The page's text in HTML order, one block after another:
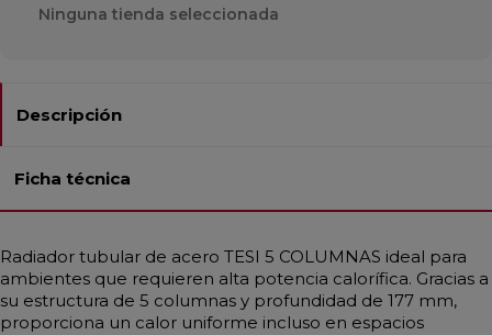
Ninguna tienda seleccionada
Descripción
Ficha técnica
Radiador tubular de acero TESI 5 COLUMNAS ideal para
ambientes que requieren alta potencia calorífica. Gracias a
su estructura de 5 columnas y profundidad de 177 mm,
proporciona un calor uniforme incluso en espacios